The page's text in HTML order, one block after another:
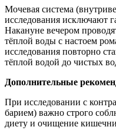
Мочевая система
исследования исключают
Накануне вечером
тёплой воды с настоем
исследования повторно
тёплой водой до чистых
Дополнительные
При исследовании с
барием) важно строго
диету и очищение